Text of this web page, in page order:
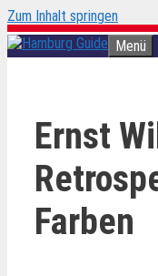
Zum Inhalt springen
Menü
Ernst
Farben